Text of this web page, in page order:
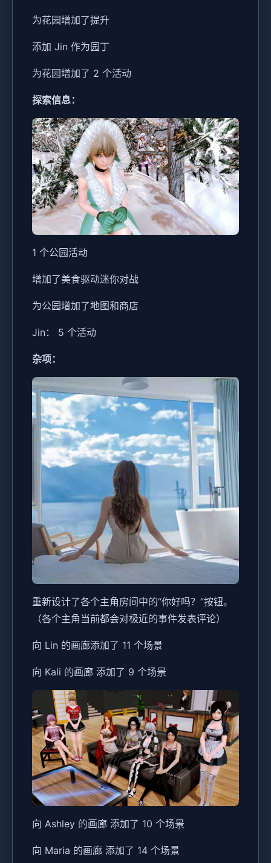
为花园增加了提升
添加 Jin 作为园丁
为花园增加了 2 个活动
探索信息：
1 个公园活动
增加了美食驱动迷你对战
为公园增加了地图和商店
Jin： 5 个活动
杂项：
重新设计了各个主角房间中的“你好吗？”按钮。
（各个主角当前都会对极近的事件发表评论）
向 Lin 的画廊添加了 11 个场景
向 Kali 的画廊 添加了 9 个场景
向 Ashley 的画廊 添加了 10 个场景
向 Maria 的画廊 添加了 14 个场景